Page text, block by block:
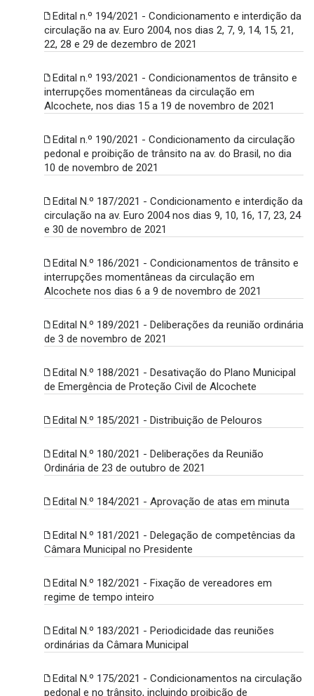
Edital n.º 194/2021 - Condicionamento e interdição da
circulação na av. Euro 2004, nos dias 2, 7, 9, 14, 15, 21,
22, 28 e 29 de dezembro de 2021
Edital n.º 193/2021 - Condicionamentos de trânsito e
interrupções momentâneas da circulação em
Alcochete, nos dias 15 a 19 de novembro de 2021
Edital n.º 190/2021 - Condicionamento da circulação
pedonal e proibição de trânsito na av. do Brasil, no dia
10 de novembro de 2021
Edital N.º 187/2021 - Condicionamento e interdição da
circulação na av. Euro 2004 nos dias 9, 10, 16, 17, 23, 24
e 30 de novembro de 2021
Edital N.º 186/2021 - Condicionamentos de trânsito e
interrupções momentâneas da circulação em
Alcochete nos dias 6 a 9 de novembro de 2021
Edital N.º 189/2021 - Deliberações da reunião ordinária
de 3 de novembro de 2021
Edital N.º 188/2021 - Desativação do Plano Municipal
de Emergência de Proteção Civil de Alcochete
Edital N.º 185/2021 - Distribuição de Pelouros
Edital N.º 180/2021 - Deliberações da Reunião
Ordinária de 23 de outubro de 2021
Edital N.º 184/2021 - Aprovação de atas em minuta
Edital N.º 181/2021 - Delegação de competências da
Câmara Municipal no Presidente
Edital N.º 182/2021 - Fixação de vereadores em
regime de tempo inteiro
Edital N.º 183/2021 - Periodicidade das reuniões
ordinárias da Câmara Municipal
Edital N.º 175/2021 - Condicionamentos na circulação
pedonal e no trânsito, incluindo proibição de